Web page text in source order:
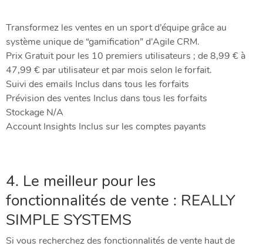
Transformez les ventes en un sport d’équipe grâce au
système unique de “gamification” d’Agile CRM.
Prix Gratuit pour les 10 premiers utilisateurs ; de 8,99 € à
47,99 € par utilisateur et par mois selon le forfait.
Suivi des emails Inclus dans tous les forfaits
Prévision des ventes Inclus dans tous les forfaits
Stockage N/A
Account Insights Inclus sur les comptes payants
4. Le meilleur pour les
fonctionnalités de vente : REALLY
SIMPLE SYSTEMS
Si vous recherchez des fonctionnalités de vente haut de